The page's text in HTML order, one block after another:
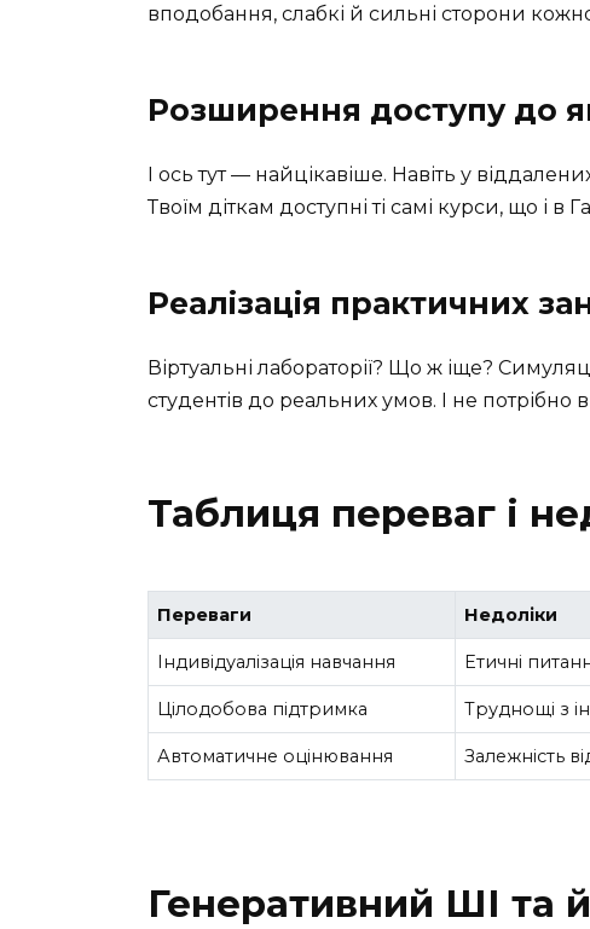
вподобання, слабкі й сильні сторони
Розширення доступу до
І ось тут — найцікавіше. Навіть у
Твоїм діткам доступні ті самі курси, що і в
Реалізація практичних
Віртуальні лабораторії? Що ж іще?
студентів до реальних умов. І не
Таблиця переваг і
Переваги Недоліки
Індивідуалізація навчання Етичні
Цілодобова підтримка Труднощі з
Автоматичне оцінювання Залежність
Генеративний ШІ та